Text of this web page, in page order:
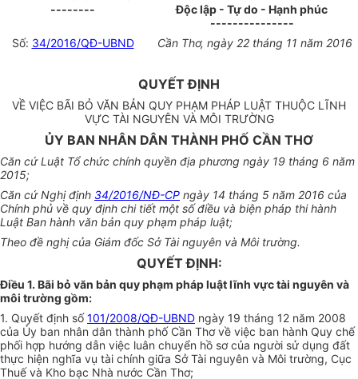
--------
Độc lập - Tự do - Hạnh phúc
---------------
Số: 34/2016/QĐ-UBND Cần Thơ, ngày 22 tháng 11 năm 2016
QUYẾT ĐỊNH
VỀ VIỆC BÃI BỎ VĂN BẢN QUY PHẠM PHÁP LUẬT THUỘC LĨNH
VỰC TÀI NGUYÊN VÀ MÔI TRƯỜNG
ỦY BAN NHÂN DÂN THÀNH PHỐ CẦN THƠ
Căn cứ Luật Tổ chức chính quyền địa phương ngày 19 tháng 6 năm
2015;
Căn cứ Nghị định 34/2016/NĐ-CP ngày 14 tháng 5 năm 2016 của
Chính phủ về quy định chi tiết một số điều và biện pháp thi hành
Luật Ban hành văn bản quy phạm pháp luật;
Theo đề nghị của Giám đốc Sở Tài nguyên và Môi trường.
QUYẾT ĐỊNH:
Điều 1. Bãi bỏ văn bản quy phạm pháp luật lĩnh vực tài nguyên và
môi trường gồm:
1. Quyết định số101/2008/QĐ-UBND ngày 19 tháng 12 năm 2008
của Ủy ban nhân dân thành phố Cần Thơ về việc ban hành Quy chế
phối hợp hướng dẫn việc luân chuyển hồ sơ của người sử dụng đất
thực hiện nghĩa vụ tài chính giữa Sở Tài nguyên và Môi trường, Cục
Thuế và Kho bạc Nhà nước Cần Thơ;